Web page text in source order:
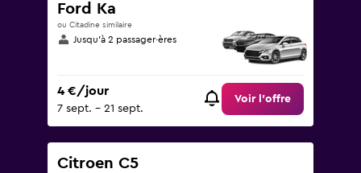
Ford Ka
ou Citadine similaire
Jusqu’à 2 passager·ères
4 €/jour
7 sept. - 21 sept.
Voir l’offre
Citroen C5